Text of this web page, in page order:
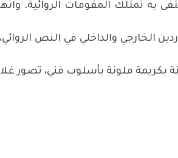
به تمتلك المقومات الروائية،
الخارجي والداخلي في النص
ملونة بأسلوب فني، تصور غلاف